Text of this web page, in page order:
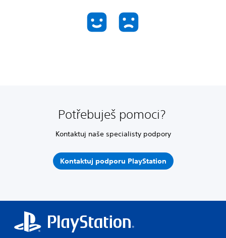
Potřebuješ pomoci?
Kontaktuj naše specialisty podpory
Kontaktuj podporu PlayStation